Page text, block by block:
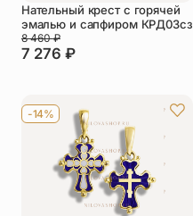
Нательный крест с горячей
эмалью и сапфиром КРД03сз
7 276 ₽
8 460₽
-14%